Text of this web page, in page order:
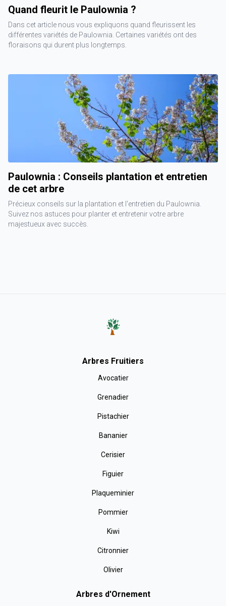
Quand fleurit le Paulownia ?
Dans cet article nous vous expliquons quand fleurissent les
différentes variétés de Paulownia. Certaines variétés ont des
floraisons qui durent plus longtemps.
Paulownia : Conseils plantation et entretien
de cet arbre
Précieux conseils sur la plantation et l'entretien du Paulownia.
Suivez nos astuces pour planter et entretenir votre arbre
majestueux avec succès.
Arbres Fruitiers
Avocatier
Grenadier
Pistachier
Bananier
Cerisier
Figuier
Plaqueminier
Pommier
Kiwi
Citronnier
Olivier
Arbres d'Ornement